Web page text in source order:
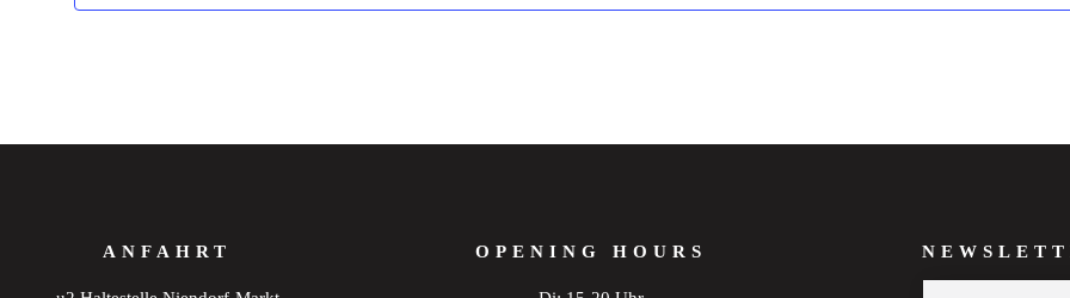
ANFAHRT OPENING HOURS